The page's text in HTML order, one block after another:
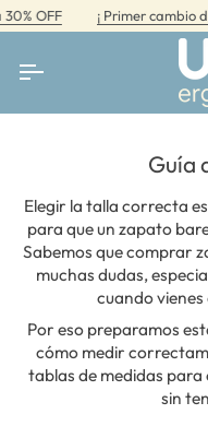
Ir
directamente
contenido
¡ Primer cambio de
Guía
Elegir la talla correcta
para que un zapato
Sabemos que comprar
muchas dudas,
cuando
Por eso preparamos
cómo medir
tablas de medidas
sin